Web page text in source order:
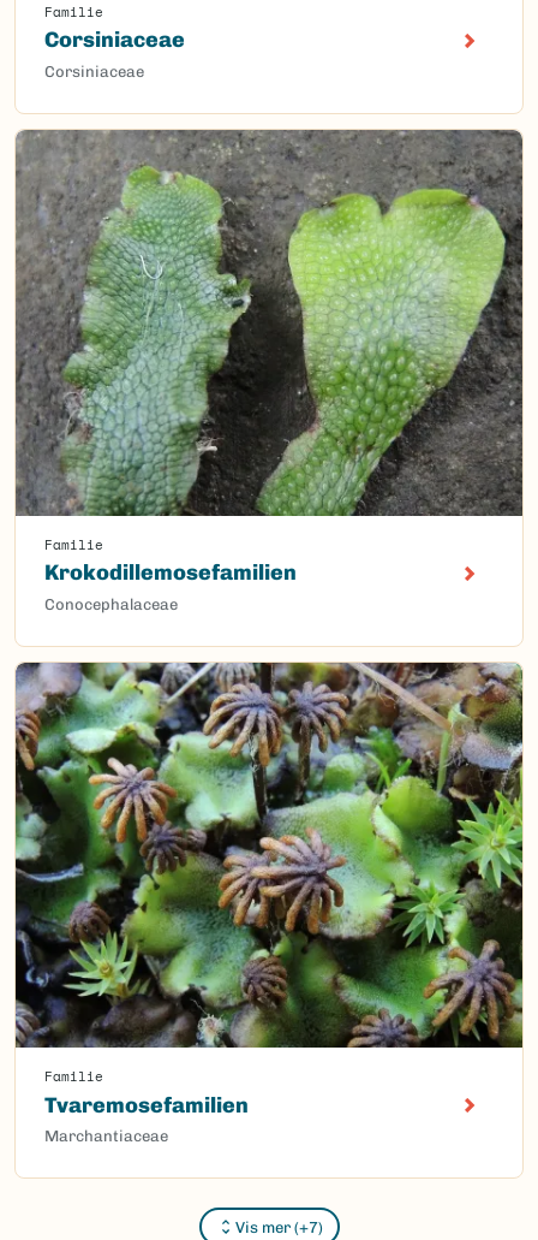
Familie
Corsiniaceae
Corsiniaceae
Familie
Krokodillemosefamilien
Conocephalaceae
Familie
Tvaremosefamilien
Marchantiaceae
Vis mer (+7)